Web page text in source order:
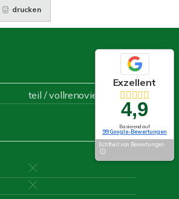
drucken
teil / vollrenoviert
Exzellent
4,9
Basierend auf
99 Google-Bewertungen
Echtheit von Bewertungen